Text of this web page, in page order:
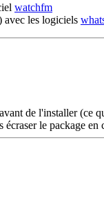
watchfm
avec les logiciels
de l'installer (ce
le package en